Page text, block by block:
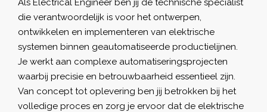
Als Electrical Engineer ben jij de technische specialist
die verantwoordelijk is voor het ontwerpen,
ontwikkelen en implementeren van elektrische
systemen binnen geautomatiseerde productielijnen.
Je werkt aan complexe automatiseringsprojecten
waarbij precisie en betrouwbaarheid essentieel zijn.
Van concept tot oplevering ben jij betrokken bij het
volledige proces en zorg je ervoor dat de elektrische